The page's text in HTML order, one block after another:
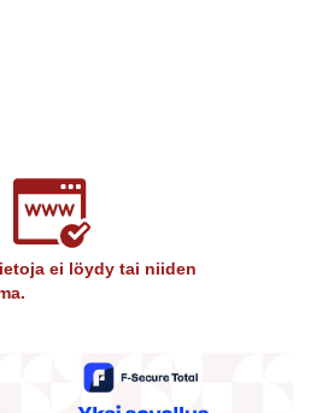
ei löydy tai niiden